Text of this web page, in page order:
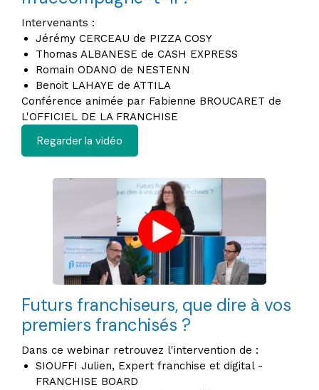
Intervenants :
Jérémy CERCEAU de PIZZA COSY
Thomas ALBANESE de CASH EXPRESS
Romain ODANO de NESTENN
Benoit LAHAYE de ATTILA
Conférence animée par Fabienne BROUCARET de
L'OFFICIEL DE LA FRANCHISE
Regarder la vidéo
Futurs franchiseurs, que dire à vos
premiers franchisés ?
Dans ce webinar retrouvez l'intervention de :
SIOUFFI Julien, Expert franchise et digital -
FRANCHISE BOARD